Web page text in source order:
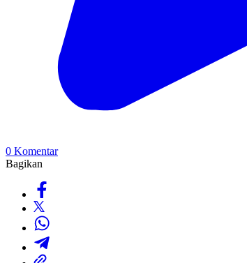
0 Komentar
Bagikan